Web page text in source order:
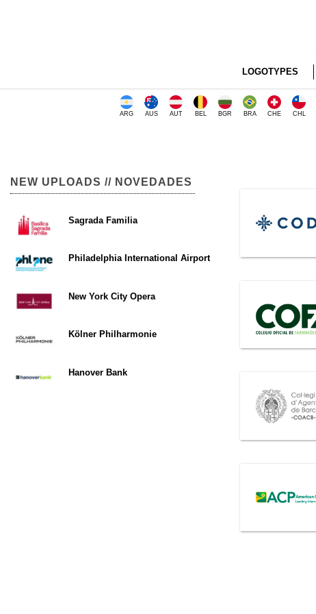
LOGOTYPES
ARG AUS AUT BEL BGR BRA CHE CHL
NEW UPLOADS // NOVEDADES
Sagrada Familia
Philadelphia International Airport
New York City Opera
Kölner Philharmonie
Hanover Bank